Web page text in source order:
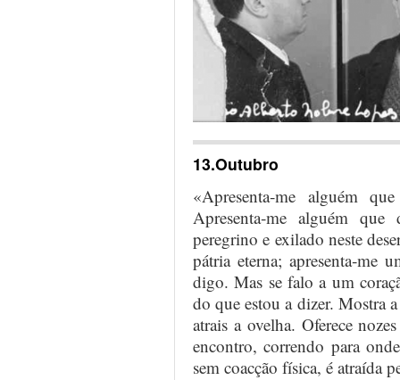
13.Outubro
«Apresenta‑me alguém
Apresenta‑me alguém
peregrino e exilado neste
pátria eterna; apresenta‑me
digo. Mas se falo a um
do que estou a dizer. Mostra
atrais a ovelha. Oferece
encontro, correndo para
sem coacção física, é atraída